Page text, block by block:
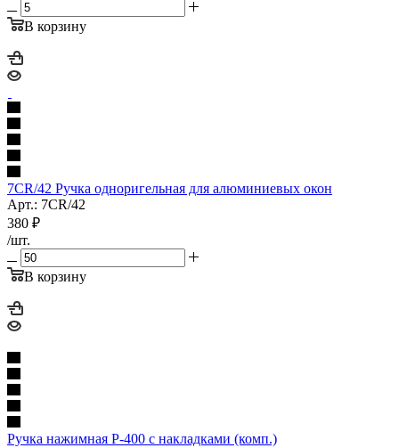
В корзину
7CR/42 Ручка одноригельная для алюминиевых окон
Арт.: 7СR/42
380 ₽
/шт.
В корзину
Ручка нажимная Р-400 с накладками (комп.)